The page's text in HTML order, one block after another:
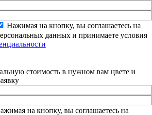
Нажимая на кнопку, вы соглашаетесь на
данных и принимаете условия
стоимость в нужном вам цвете и
на кнопку, вы соглашаетесь на